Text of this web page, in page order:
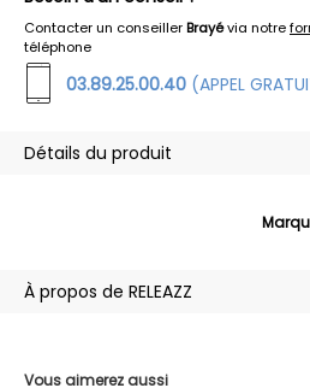
Contacter un conseillerBrayévia notre
téléphone
03.89.25.00.40 (APPEL
Vous aimerez aussi
Détails du produit
À propos de RELEAZZ